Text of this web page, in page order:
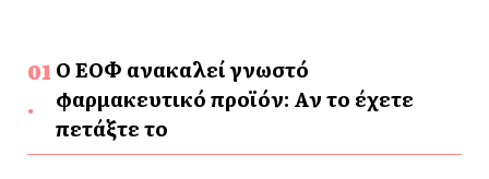
Ο ΕΟΦ ανακαλεί γνωστό
φαρμακευτικό προϊόν: Αν το έχετε
πετάξτε το